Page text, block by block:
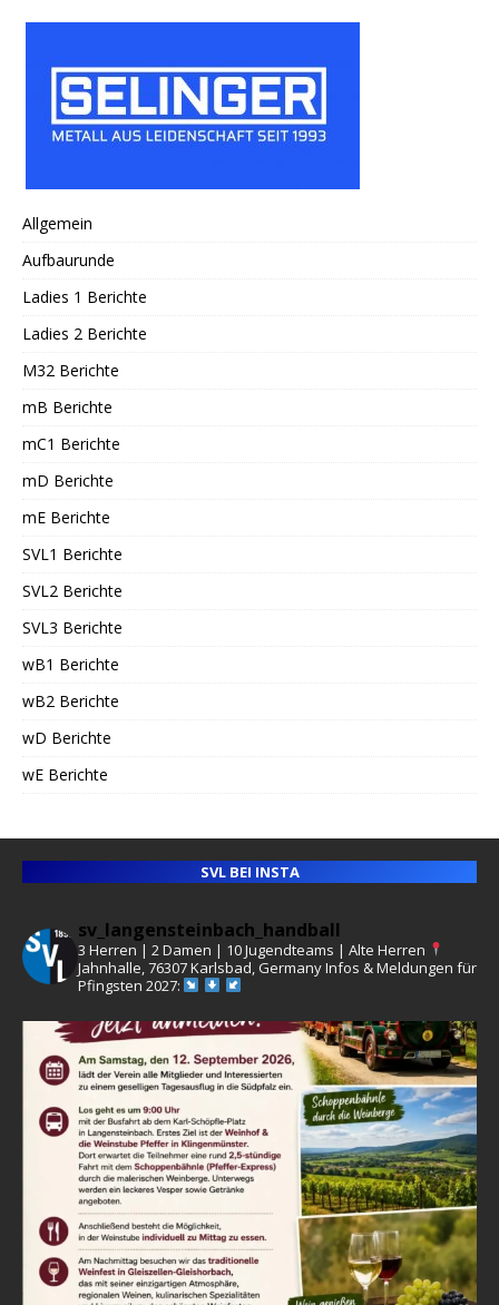
Allgemein
Aufbaurunde
Ladies 1 Berichte
Ladies 2 Berichte
M32 Berichte
mB Berichte
mC1 Berichte
mD Berichte
mE Berichte
SVL1 Berichte
SVL2 Berichte
SVL3 Berichte
wB1 Berichte
wB2 Berichte
wD Berichte
wE Berichte
SVL BEI INSTA
sv_langensteinbach_handball
3 Herren | 2 Damen | 10 Jugendteams | Alte Herren
Jahnhalle, 76307 Karlsbad, GermanyInfos & Meldungen für
Pfingsten 2027: